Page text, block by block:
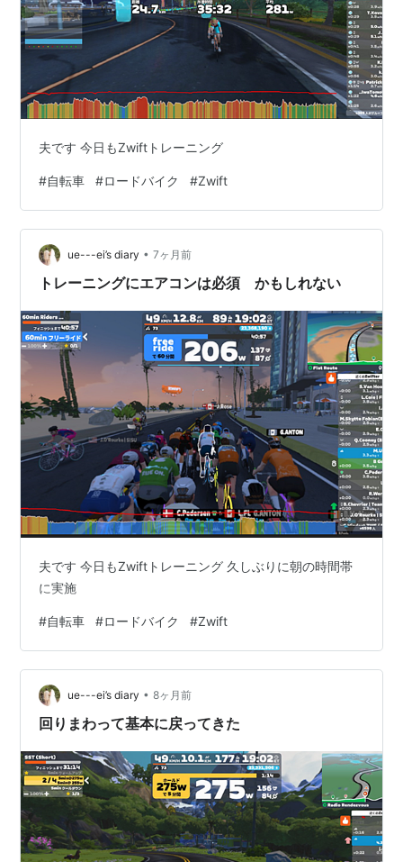
夫です 今日もZwiftトレーニング
#自転車 #ロードバイク #Zwift
ue---ei’s diary • 7ヶ月前
トレーニングにエアコンは必須 かもしれない
夫です 今日もZwiftトレーニング 久しぶりに朝の時間帯
に実施
#自転車 #ロードバイク #Zwift
ue---ei’s diary • 8ヶ月前
回りまわって基本に戻ってきた